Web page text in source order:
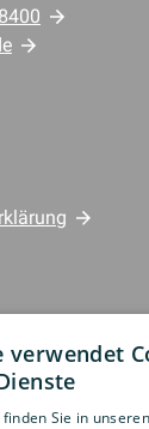
verwendet
Sie in